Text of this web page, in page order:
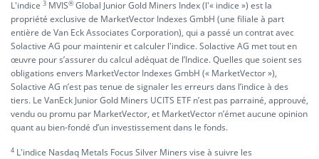
L'indice 3 MVIS®️ Global Junior Gold Miners Index (l'« indice ») est la
propriété exclusive de MarketVector Indexes GmbH (une filiale à part
entière de Van Eck Associates Corporation), qui a passé un contrat avec
Solactive AG pour maintenir et calculer l'indice. Solactive AG met tout en
œuvre pour s’assurer du calcul adéquat de l’Indice. Quelles que soient ses
obligations envers MarketVector Indexes GmbH (« MarketVector »),
Solactive AG n’est pas tenue de signaler les erreurs dans l’indice à des
tiers. Le VanEck Junior Gold Miners UCITS ETF n’est pas parrainé, approuvé,
vendu ou promu par MarketVector, et MarketVector n’émet aucune opinion
quant au bien-fondé d’un investissement dans le fonds.
4 L'indice Nasdaq Metals Focus Silver Miners vise à suivre les